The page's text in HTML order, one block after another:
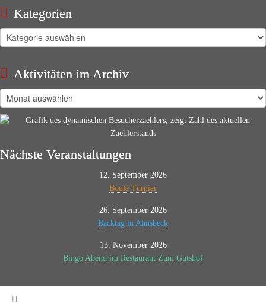
Kategorien
Kategorien
Aktivitäten im Archiv
Aktivitäten
im
Archiv
Nächste Veranstaltungen
12. September 2026
Boule Turnier
26. September 2026
Backtag in Ahnsbeck
13. November 2026
Bingo Abend im Restaurant Zum Gutshof